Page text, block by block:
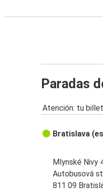
Paradas
Atención: tu
Bratislava
Mlynské Nivy
Autobusová
811 09